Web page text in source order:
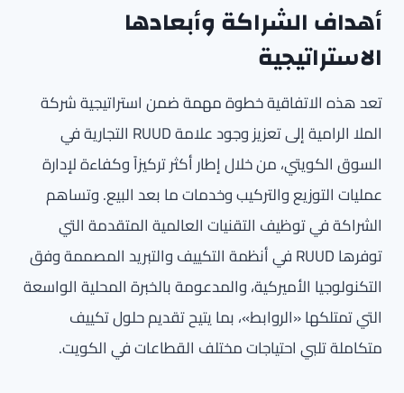
أهداف الشراكة وأبعادها
الاستراتيجية
تعد هذه الاتفاقية خطوة مهمة ضمن استراتيجية شركة
الملا الرامية إلى تعزيز وجود علامة RUUD التجارية في
السوق الكويتي، من خلال إطار أكثر تركيزاً وكفاءة لإدارة
عمليات التوزيع والتركيب وخدمات ما بعد البيع. وتساهم
الشراكة في توظيف التقنيات العالمية المتقدمة التي
توفرها RUUD في أنظمة التكييف والتبريد المصممة وفق
التكنولوجيا الأميركية، والمدعومة بالخبرة المحلية الواسعة
التي تمتلكها «الروابط»، بما يتيح تقديم حلول تكييف
متكاملة تلبي احتياجات مختلف القطاعات في الكويت.